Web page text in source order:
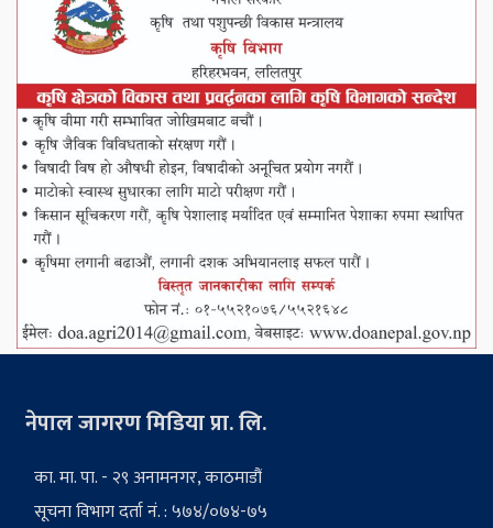
नेपाल जागरण मिडिया प्रा. लि.
का. मा. पा. - २९ अनामनगर, काठमाडौं
सूचना विभाग दर्ता नं. : ५७४/०७४-७५